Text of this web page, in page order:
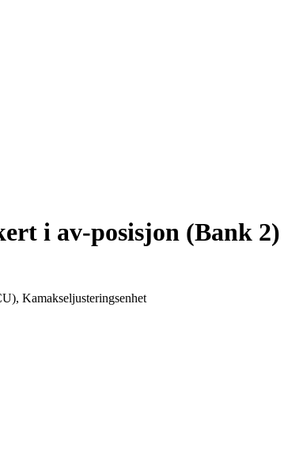
i av-posisjon (Bank 2)
Kamakseljusteringsenhet